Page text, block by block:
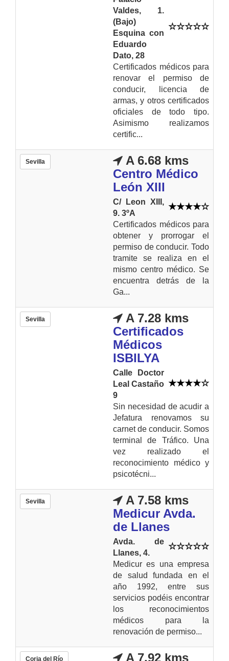
Valdes, 1.
(Bajo)
Esquina con
Eduardo
Dato, 28
Certificados médicos para
renovar el permiso de
conducir, licencia de
armas, y otros certificados
oficiales de todo tipo.
Asimismo realizamos
certific...
Sevilla
A 6.68 kms
Centro Médico
León XIII
C/ Leon XIII,
9. 3ºA
Certificados médicos para
obtener y prorrogar el
permiso de conducir. Todo
tramite se realiza en el
mismo centro médico. Se
encuentra detrás de la
Ga...
Sevilla
A 7.28 kms
Certificados
Médicos
ISBILYA
Calle Doctor
Leal Castaño
9
Sin necesidad de acudir a
Jefatura renovamos su
carnet de conducir. Somos
terminal de Tráfico. Una
vez realizado el
reconocimiento médico y
psicotécni...
Sevilla
A 7.58 kms
Medicur Avda.
de Llanes
Avda. de
Llanes, 4.
Medicur es una empresa
de salud fundada en el
año 1992, entre sus
servicios podéis encontrar
los reconocimientos
médicos para la
renovación de permiso...
Coria del Río A 7.92 kms